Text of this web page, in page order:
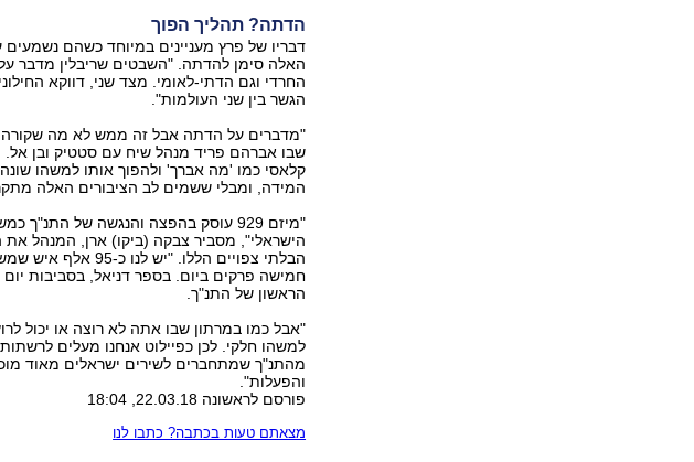
הדתה? תהליך הפוך
דבריו של פרץ מעניינים במיוחד כשהם נשמעים
האלה סימן להדתה. "השבטים שריבלין מדבר
החרדי וגם הדתי-לאומי. מצד שני, דווקא
הגשר בין שני העולמות".
"מדברים על הדתה אבל זה ממש לא מה שקורה
שבו אברהם פריד מנהל שיח עם סטטיק ובן אל.
קלאסי כמו 'מה אברך' ולהפוך אותו למשהו
המידה, ומבלי ששמים לב הציבורים האלה
"מיזם 929 עוסק בהפצה והנגשה של התנ"ך
הישראלי", מסביר צבקה (ביקו) ארן, המנהל את
הבלתי צפויים הללו.
חמישה פרקים ביום. בספר דניאל, בסביבות
הראשון של התנ"ך.
"אבל כמו במרתון שבו אתה לא רוצה או יכול
מהתנ"ך שמתחברים לשירים ישראלים מאוד
והפעלות".
פורסם לראשונה 22.03.18, 18:04
מצאתם טעות בכתבה? כתבו לנו